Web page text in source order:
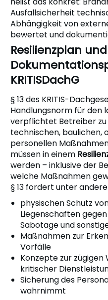
Ausfallsicherheit
Abhängigkeit von
bewertet und
Resilienzplan und
KRITISDachG
§ 13 des KRITIS-
Handlungsnorm für den
verpflichtet Betreiber
technischen, baulichen,
personellen
müssen in einem
werden – inklusive der
welche Maßnahmen
§ 13 fordert unter
physischen Schutz
Liegenschaften
Sabotage und
Maßnahmen zur
Vorfälle
Konzepte zur
kritischer
Sicherung des
wahrnimmt